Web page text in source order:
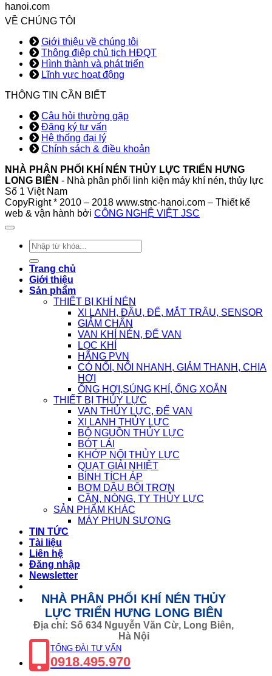
hanoi.com
VỀ CHÚNG TÔI
Giới thiệu về chúng tôi
Thông điệp chủ tịch HĐQT
Hình thành và phát triển
Lĩnh vực hoạt động
THÔNG TIN CẦN BIẾT
Câu hỏi thường gặp
Đăng ký tư vấn
Hệ thống đại lý
Chính sách & điều khoản
NHÀ PHÂN PHỐI KHÍ NÉN THỦY LỰC TRIỂN HƯNG
LONG BIÊN - Nhà phân phối linh kiện máy khí nén, thủy lực
Số 1 Việt Nam
CopyRight * 2010 – 2018 www.stnc-hanoi.com – Thiết kế
web & vận hành bởi CÔNG NGHỆ VIỆT JSC
Tìm
kiếm:
Trang chủ
Giới thiệu
Sản phẩm
THIẾT BỊ KHÍ NÉN
XI LANH, ĐẦU, ĐẾ, MẮT TRÂU, SENSOR
GIẢM CHẤN
VAN KHÍ NÉN, ĐẾ VAN
LỌC KHÍ
HÃNG PVN
CÓ NỐI, NỐI NHANH, GIẢM THANH, CHIA
HƠI
ỐNG HƠI,SÚNG KHÍ, ỐNG XOẮN
THIẾT BỊ THỦY LỰC
VAN THỦY LỰC, ĐẾ VAN
XI LANH THỦY LỰC
BỘ NGUỒN THỦY LỰC
BÓT LÁI
KHỚP NỐI THỦY LỰC
QUẠT GIẢI NHIỆT
BÌNH TÍCH ÁP
BƠM DẦU BÔI TRƠN
CẦN, NÒNG, TY THỦY LỰC
SẢN PHẨM KHÁC
MÁY PHUN SƯƠNG
TIN TỨC
Tài liệu
Liên hệ
Đăng nhập
Newsletter
NHÀ PHÂN PHỐI KHÍ NÉN THỦY
LỰC TRIỂN HƯNG LONG BIÊN
Địa chỉ: Số 634 Nguyễn Văn Cừ, Long Biên,
Hà Nội
TỔNG ĐÀI TƯ VẤN
0918.495.970